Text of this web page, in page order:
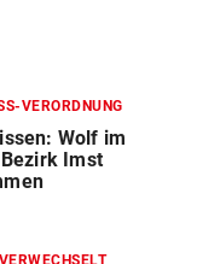
VERORDNUNG
Wolf im
Imst